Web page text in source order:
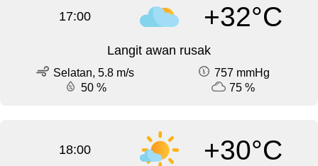
17:00 +32°C
Langit awan rusak
Selatan, 5.8 m/s
757 mmHg
50 %
75 %
18:00 +30°C